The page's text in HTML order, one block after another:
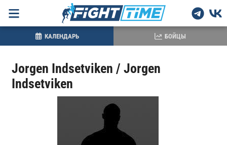
Jorgen Indsetviken / Jorgen
Indsetviken
КАЛЕНДАРЬ БОЙЦЫ